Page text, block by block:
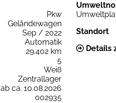
Pkw
Geländewagen
Sep / 2022
Automatik
29.402 km
5
Weiß
Zentrallager
ab ca. 10.08.2026
002935
Standort
Details